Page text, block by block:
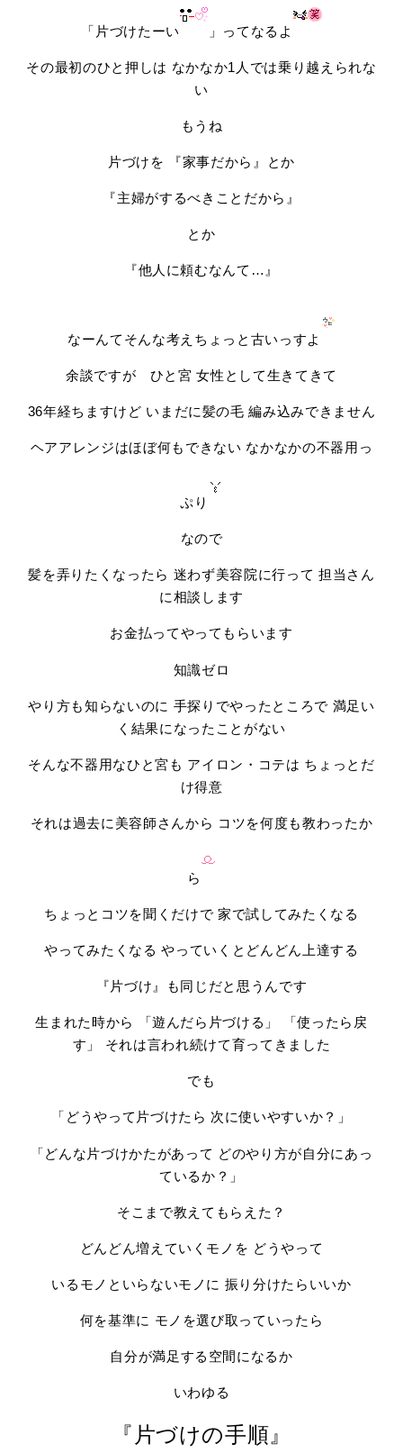
「片づけたーい 」ってなるよ
その最初のひと押しは なかなか1人では乗り越えられな
い
もうね
片づけを 『家事だから』とか
『主婦がするべきことだから』
とか
『他人に頼むなんて…』
なーんてそんな考えちょっと古いっすよ
余談ですが ひと宮 女性として生きてきて
36年経ちますけど いまだに髪の毛 編み込みできません
ヘアアレンジはほぼ何もできない なかなかの不器用っ
ぷり
なので
髪を弄りたくなったら 迷わず美容院に行って 担当さん
に相談します
お金払ってやってもらいます
知識ゼロ
やり方も知らないのに 手探りでやったところで 満足い
く結果になったことがない
そんな不器用なひと宮も アイロン・コテは ちょっとだ
け得意
それは過去に美容師さんから コツを何度も教わったか
ら
ちょっとコツを聞くだけで 家で試してみたくなる
やってみたくなる やっていくとどんどん上達する
『片づけ』も同じだと思うんです
生まれた時から 「遊んだら片づける」 「使ったら戻
す」 それは言われ続けて育ってきました
でも
「どうやって片づけたら 次に使いやすいか？」
「どんな片づけかたがあって どのやり方が自分にあっ
ているか？」
そこまで教えてもらえた？
どんどん増えていくモノを どうやって
いるモノといらないモノに 振り分けたらいいか
何を基準に モノを選び取っていったら
自分が満足する空間になるか
いわゆる
『片づけの手順』